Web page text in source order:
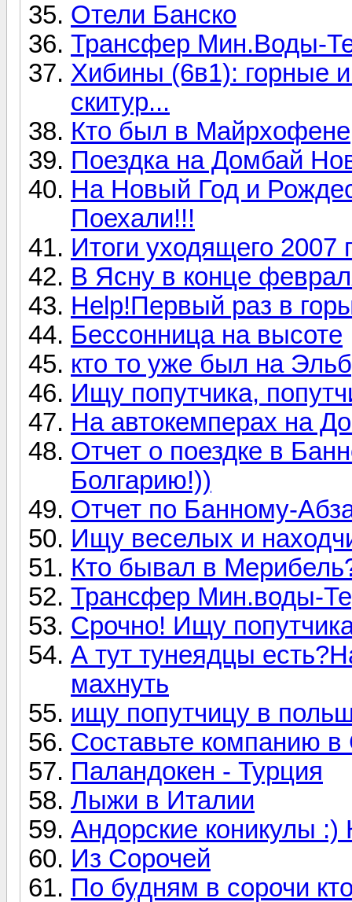
Отели Банско
Трансфер Мин.Воды-
Хибины (6в1): горные
скитур...
Кто был в
Поездка на Домбай
На Новый Год и
Поехали!!!
Итоги уходящего 2007
В Ясну в конце
Help!Первый раз в
Бессонница на высоте
кто то уже был на
Ищу попутчика,
На автокемперах на
Отчет о поездке в
Болгарию!))
Отчет по Банному-
Ищу веселых и
Кто бывал в
Трансфер Мин.воды-
Срочно! Ищу
А тут тунеядцы
махнуть
ищу попутчицу в
Составьте компанию
Паландокен - Турция
Лыжи в Италии
Андорские коникулы :)
Из Сорочей
По будням в сорочи